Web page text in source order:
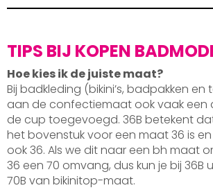
TIPS BIJ KOPEN
Hoe kies ik de juiste maat?
Bij badkleding (bikini’s, badpakken en
aan de confectiemaat ook vaak een
de cup toegevoegd. 36B betekent
het bovenstuk voor een maat 36 is
ook 36. Als we dit naar een bh maat
36 een 70 omvang, dus kun je bij 36B
70B van bikinitop-maat.